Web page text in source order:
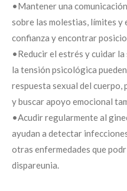
•Mantener una
sobre las molestias, límites
confianza y encontrar
•Reducir el estrés y cuidar
la tensión psicológica
respuesta sexual del cuerpo,
y buscar apoyo emocional
•Acudir regularmente al
ayudan a detectar
otras enfermedades que
dispareunia.